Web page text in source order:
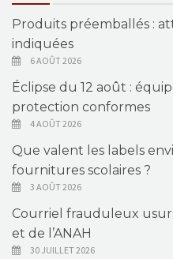
Produits préemballés :
indiquées
6 AOÛT 2026
Éclipse du 12 août :
protection conformes
4 AOÛT 2026
Que valent les labels
fournitures scolaires ?
3 AOÛT 2026
Courriel frauduleux
et de l’ANAH
30 JUILLET 2026